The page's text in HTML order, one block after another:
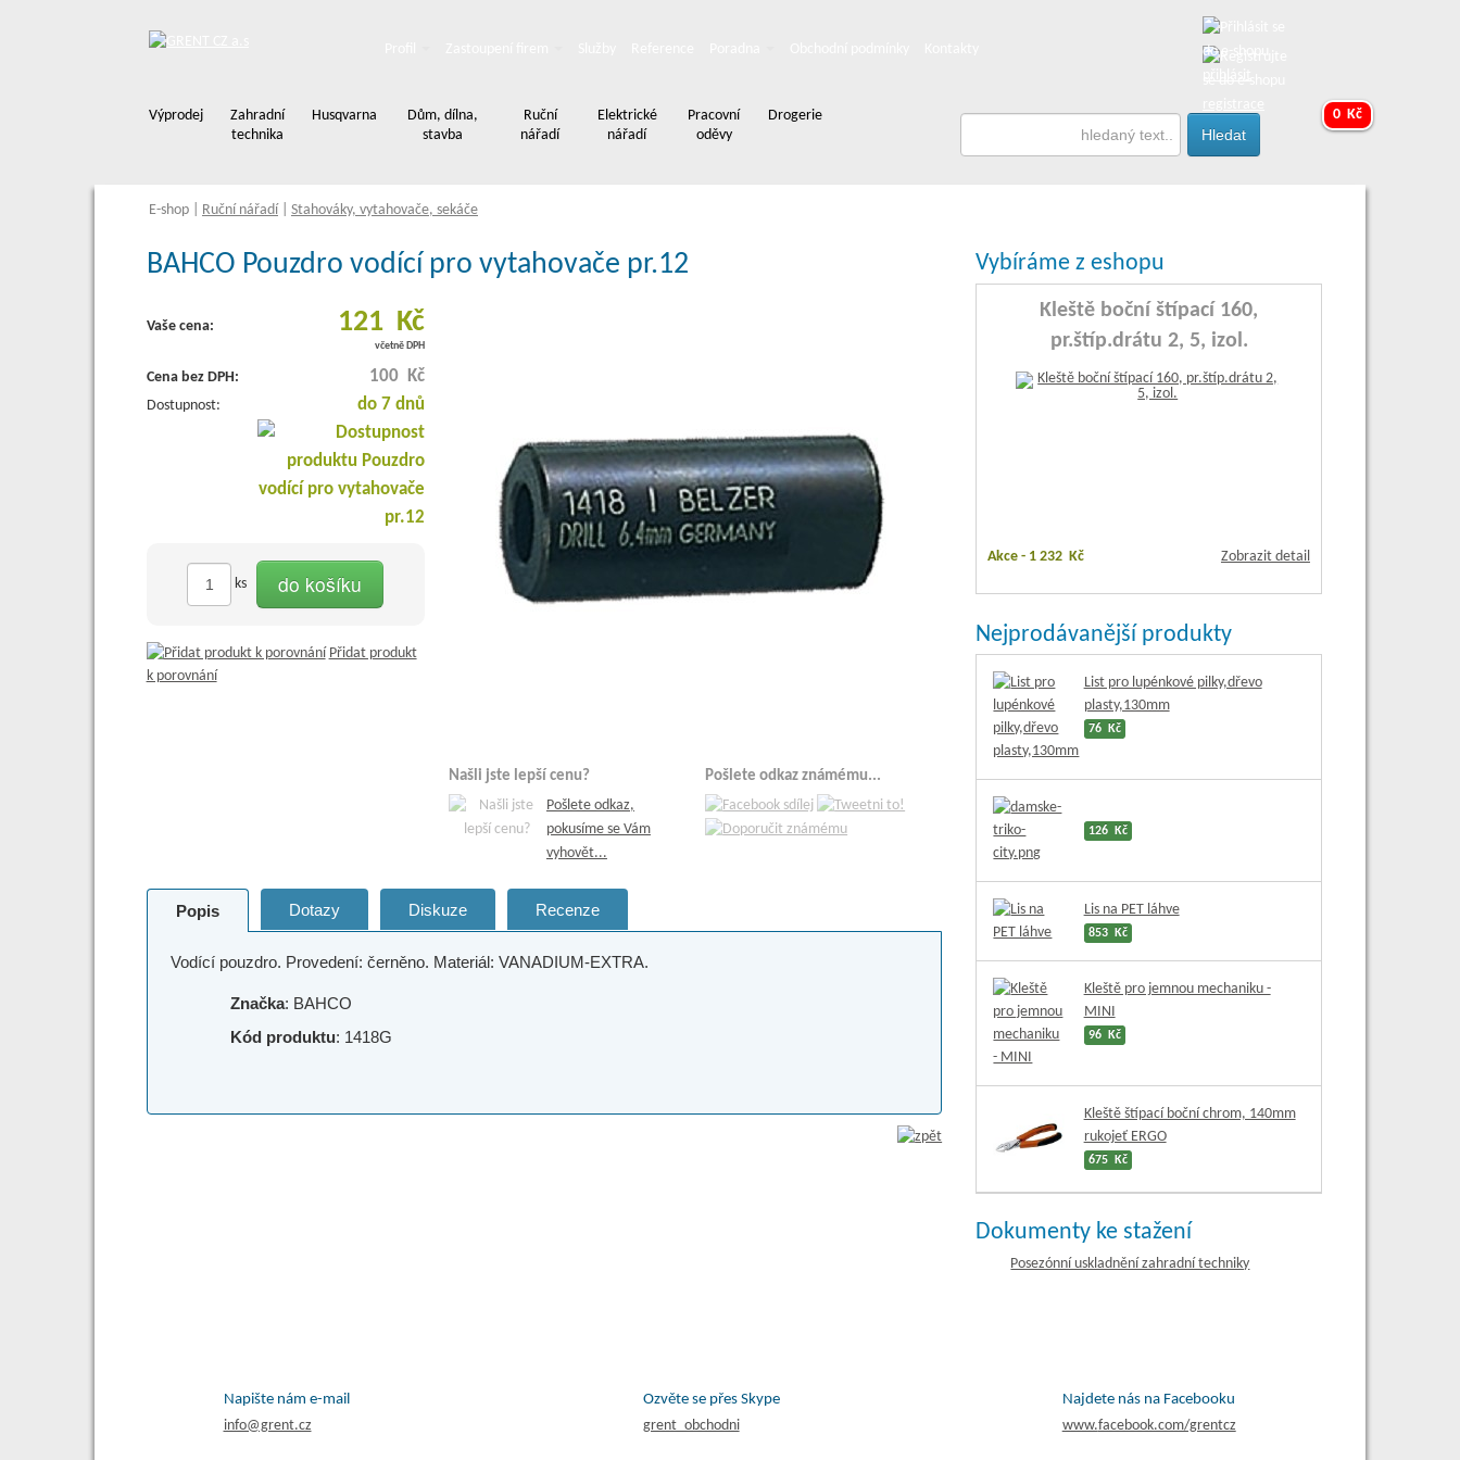
Výprodej
Zahradní
technika
Husqvarna
Dům, dílna,
stavba
Ruční
nářadí
Elektrické
nářadí
Pracovní
oděvy
Drogerie 0 Kč
E-shop Ruční nářadí Stahováky, vytahovače, sekáče
BAHCO Pouzdro vodící pro vytahovače pr.12
Našli jste lepší cenu?
Pošlete odkaz,
pokusíme se Vám
vyhovět...
Pošlete odkaz známému...
Vaše cena: 121 Kč
včetně DPH
Cena bez DPH: 100 Kč
Dostupnost: do 7 dnů
ks do košíku
Přidat produkt
k porovnání
Popis Dotazy Diskuze Recenze
Vodící pouzdro. Provedení: černěno. Materiál: VANADIUM-EXTRA.
Značka: BAHCO
Kód produktu: 1418G
Vybíráme z eshopu
Kleště boční štípací 160,
pr.štíp.drátu 2, 5, izol.
Akce - 1 232 Kč Zobrazit detail
Nejprodávanější produkty
List pro lupénkové pilky,dřevo
plasty,130mm
76 Kč
126 Kč
Lis na PET láhve
853 Kč
Kleště pro jemnou mechaniku -
MINI
96 Kč
Kleště štípací boční chrom, 140mm
rukojeť ERGO
675 Kč
Dokumenty ke stažení
Posezónní uskladnění zahradní techniky
Napište nám e-mail
info@grent.cz
Ozvěte se přes Skype
grent_obchodni
Najdete nás na Facebooku
www.facebook.com/grentcz